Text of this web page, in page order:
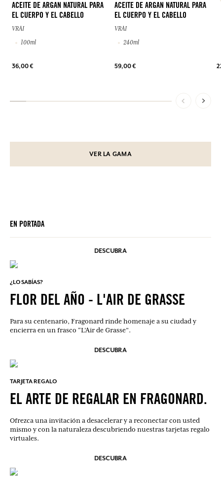
ACEITE DE ARGAN NATURAL PARA
EL CUERPO Y EL CABELLO
VRAI
100ml
36,00 €
ACEITE DE ARGAN NATURAL PARA
EL CUERPO Y EL CABELLO
VRAI
240ml
59,00 €
VER LA GAMA
EN PORTADA
DESCUBRA
¿LO SABÍAS?
FLOR DEL AÑO - L'AIR DE GRASSE
Para su centenario, Fragonard rinde homenaje a su ciudad y
encierra en un frasco “L’Air de Grasse”.
DESCUBRA
TARJETA REGALO
EL ARTE DE REGALAR EN FRAGONARD.
Ofrezca una invitación a desacelerar y a reconectar con usted
mismo y con la naturaleza descubriendo nuestras tarjetas regalo
virtuales.
DESCUBRA